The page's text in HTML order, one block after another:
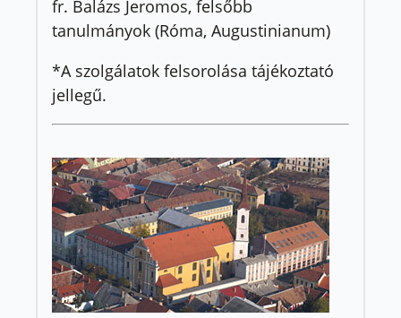
fr. Balázs Jeromos, felsőbb
tanulmányok (Róma, Augustinianum)
*A szolgálatok felsorolása tájékoztató
jellegű.